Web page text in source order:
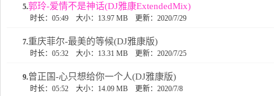
5.郭玲-爱情不是神话(DJ雅康ExtendedMix)
时长：05:49 大小：13.97 MB 更新：2020/7/29
7.重庆菲尔-最美的等候(DJ雅康版)
时长：05:32 大小：13.31 MB 更新：2020/7/25
9.曾正国-心只想给你一个人(DJ雅康版)
时长：05:52 大小：14.09 MB 更新：2020/7/8